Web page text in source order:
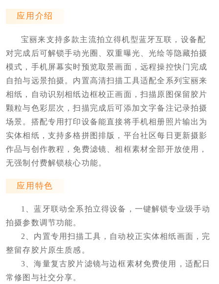
应用介绍
宝丽来支持多款主流拍立得机型蓝牙互联，设备配
对完成后可解锁手动光圈、双重曝光、光绘等隐藏拍摄
模式，手机屏幕实时预览取景画面，远程操控快门完成
自拍与远景拍摄。内置高清扫描工具适配全系列宝丽来
相纸，自动识别相纸边框校正画面，扫描原图保留胶片
颗粒与色彩层次，扫描完成后可添加文字备注记录拍摄
场景。搭配专用打印设备能直接将手机相册照片输出为
实体相纸，支持多格拼图排版，平台社区每日更新摄影
作品与创作教程，免费滤镜、相框素材全部开放使用，
无强制付费解锁核心功能。
应用特色
1、蓝牙联动全系拍立得设备，一键解锁专业级手动
拍摄参数调节功能。
2、内置专用扫描工具，自动校正实体相纸画面，完
整留存胶片原生质感。
3、海量复古胶片滤镜与边框素材免费使用，适配日
常修图与社交分享。